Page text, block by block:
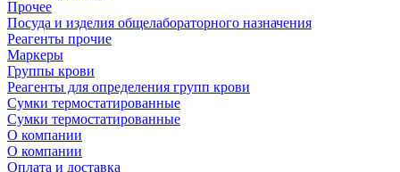
Прочее
Посуда и изделия общелабораторного назначения
Реагенты прочие
Маркеры
Группы крови
Реагенты для определения групп крови
Сумки термостатированные
Сумки термостатированные
О компании
О компании
Оплата и доставка